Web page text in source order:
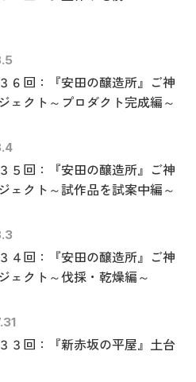
６回：『安田の醸造所』ご神
ェクト～プロダクト完成編～
５回：『安田の醸造所』ご神
ェクト～試作品を試案中編～
４回：『安田の醸造所』ご神
ェクト～伐採・乾燥編～
３回：『新赤坂の平屋』土台